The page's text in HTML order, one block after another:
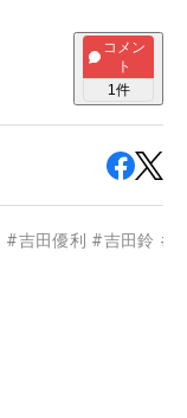
コメン
ト
1件
#吉田優利 #吉田鈴 #